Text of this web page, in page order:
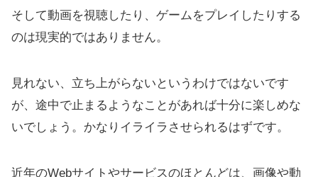
そして動画を視聴したり、ゲームをプレイしたりする
のは現実的ではありません。
見れない、立ち上がらないというわけではないです
が、途中で止まるようなことがあれば十分に楽しめな
いでしょう。かなりイライラさせられるはずです。
近年のWebサイトやサービスのほとんどは、画像や動